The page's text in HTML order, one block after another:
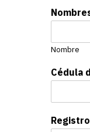
Nombre
Cédula